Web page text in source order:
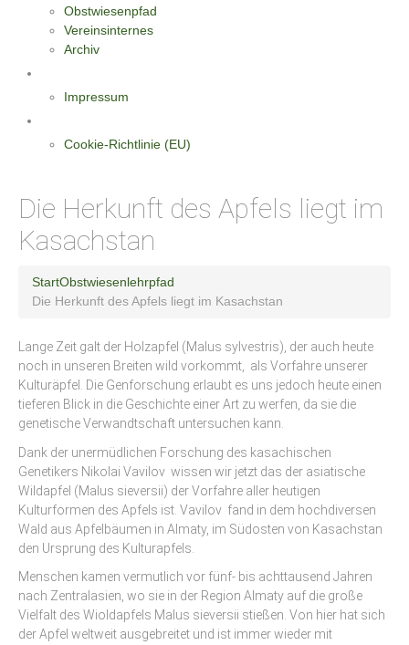
Obstwiesenpfad
Vereinsinternes
Archiv
Impressum
Cookie-Richtlinie (EU)
Die Herkunft des Apfels liegt im
Kasachstan
StartObstwiesenlehrpfad
Die Herkunft des Apfels liegt im Kasachstan
Lange Zeit galt der Holzapfel (Malus sylvestris), der auch heute
noch in unseren Breiten wild vorkommt, als Vorfahre unserer
Kulturäpfel. Die Genforschung erlaubt es uns jedoch heute einen
tieferen Blick in die Geschichte einer Art zu werfen, da sie die
genetische Verwandtschaft untersuchen kann.
Dank der unermüdlichen Forschung des kasachischen
Genetikers Nikolai Vavilov wissen wir jetzt das der asiatische
Wildapfel (Malus sieversii) der Vorfahre aller heutigen
Kulturformen des Apfels ist. Vavilov fand in dem hochdiversen
Wald aus Apfelbäumen in Almaty, im Südosten von Kasachstan
den Ursprung des Kulturapfels.
Menschen kamen vermutlich vor fünf- bis achttausend Jahren
nach Zentralasien, wo sie in der Region Almaty auf die große
Vielfalt des Wioldapfels Malus sieversii stießen. Von hier hat sich
der Apfel weltweit ausgebreitet und ist immer wieder mit